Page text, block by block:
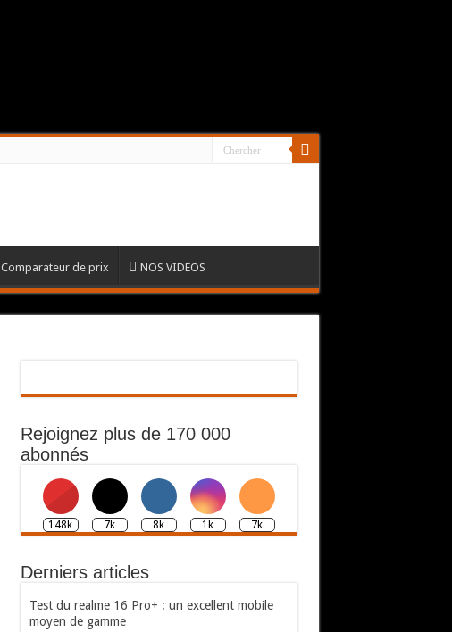
Comparateur de prix NOS VIDEOS
Rejoignez plus de 170 000
abonnés
148k 7k 8k 1k 7k
Derniers articles
Test du realme 16 Pro+ : un excellent mobile
moyen de gamme